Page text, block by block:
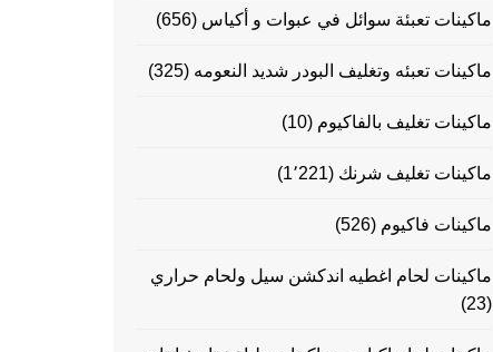
ماكينات تعبئة سوائل في عبوات و أكياس (656)
ماكينات تعبئه وتغليف البودر شديد النعومه (325)
ماكينات تغليف بالفاكيوم (10)
ماكينات تغليف شرنك (1٬221)
ماكينات فاكيوم (526)
ماكينات لحام اغطيه اندكشن سيل ولحام حراري
(23)